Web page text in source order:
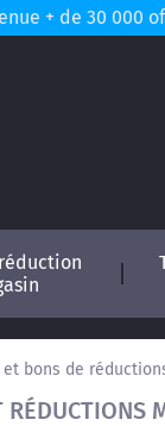
+ de 30 000
bons de
RÉDUCTIONS